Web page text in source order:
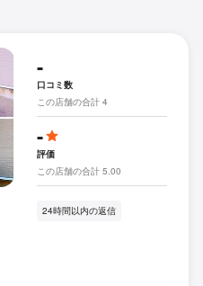
-
口コミ数
この店舗の合計 4
-
評価
この店舗の合計 5.00
24時間以内の返信